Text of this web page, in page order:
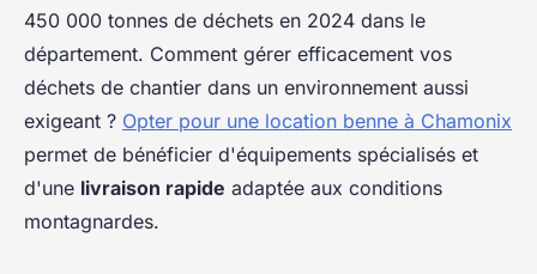
450 000 tonnes de déchets en 2024 dans le
département. Comment gérer efficacement vos
déchets de chantier dans un environnement aussi
exigeant ? Opter pour une location benne à Chamonix
permet de bénéficier d'équipements spécialisés et
d'une livraison rapide adaptée aux conditions
montagnardes.